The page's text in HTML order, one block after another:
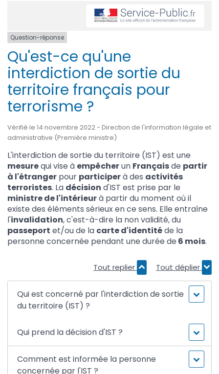
Question-réponse
Qu'est-ce qu'une
interdiction de sortie du
territoire français pour
terrorisme ?
Vérifié le 14 novembre 2022 - Direction de l'information légale et
administrative (Première ministre)
L'interdiction de sortie du territoire (IST) est une
mesurequi vise à empêcherun Françaisde partir
à l'étranger pour participerà des activités
terroristes. La décision d'IST est prise par le
ministre de l'intérieurà partir du moment où il
existe des éléments sérieux en ce sens. Elle entraîne
l'invalidation, c'est-à-dire la non validité, du
passeport et/ou de la carte d'identitéde la
personne concernée pendant une durée de 6 mois.
Tout replier Tout déplier
Qui est concerné par l'interdiction de sortie
du territoire (IST) ?
Qui prend la décision d'IST ?
Comment est informée la personne
concernée par l'IST ?